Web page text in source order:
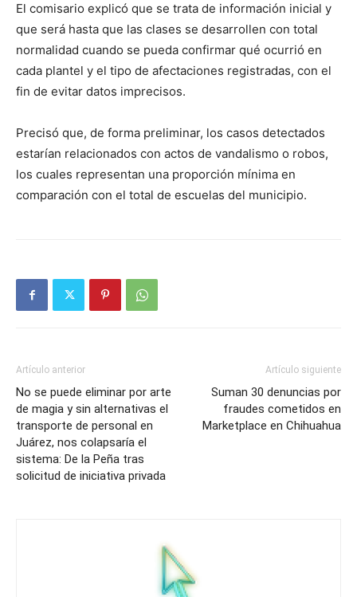
El comisario explicó que se trata de información inicial y
que será hasta que las clases se desarrollen con total
normalidad cuando se pueda confirmar qué ocurrió en
cada plantel y el tipo de afectaciones registradas, con el
fin de evitar datos imprecisos.
Precisó que, de forma preliminar, los casos detectados
estarían relacionados con actos de vandalismo o robos,
los cuales representan una proporción mínima en
comparación con el total de escuelas del municipio.
Artículo anterior
No se puede eliminar por arte
de magia y sin alternativas el
transporte de personal en
Juárez, nos colapsaría el
sistema: De la Peña tras
solicitud de iniciativa privada
Artículo siguiente
Suman 30 denuncias por
fraudes cometidos en
Marketplace en Chihuahua